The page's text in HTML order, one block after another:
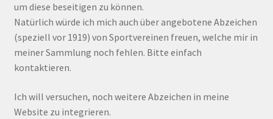
um diese beseitigen zu können.
Natürlich würde ich mich auch über angebotene Abzeichen
(speziell vor 1919) von Sportvereinen freuen, welche mir in
meiner Sammlung noch fehlen. Bitte einfach
kontaktieren.
Ich will versuchen, noch weitere Abzeichen in meine
Website zu integrieren.